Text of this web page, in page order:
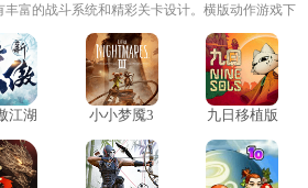
富的战斗系统和精彩关卡设计。横版动作游戏下
斗的玩家。
江湖
小小梦魇3
九日移植版